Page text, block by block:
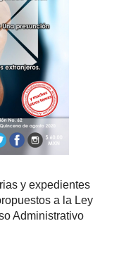
y expedientes
a la Ley
Administrativo